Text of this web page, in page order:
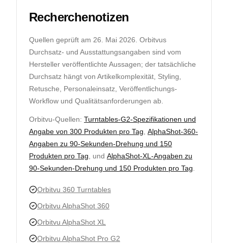
Recherchenotizen
Quellen geprüft am 26. Mai 2026 . Orbitvus
Durchsatz- und Ausstattungsangaben sind vom
Hersteller veröffentlichte Aussagen; der tatsächliche
Durchsatz hängt von Artikelkomplexität, Styling,
Retusche, Personaleinsatz, Veröffentlichungs-
Workflow und Qualitätsanforderungen ab.
Orbitvu-Quellen: Turntables-G2-Spezifikationen und
Angabe von 300 Produkten pro Tag AlphaShot-360-
Angaben zu 90-Sekunden-Drehung und 150
Produkten pro Tag , und AlphaShot-XL-Angaben zu
90-Sekunden-Drehung und 150 Produkten pro Tag
Orbitvu 360 Turntables
Orbitvu AlphaShot 360
Orbitvu AlphaShot XL
Orbitvu AlphaShot Pro G2